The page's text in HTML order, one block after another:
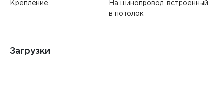
Крепление
На шинопровод, встроенный
в потолок
Загрузки